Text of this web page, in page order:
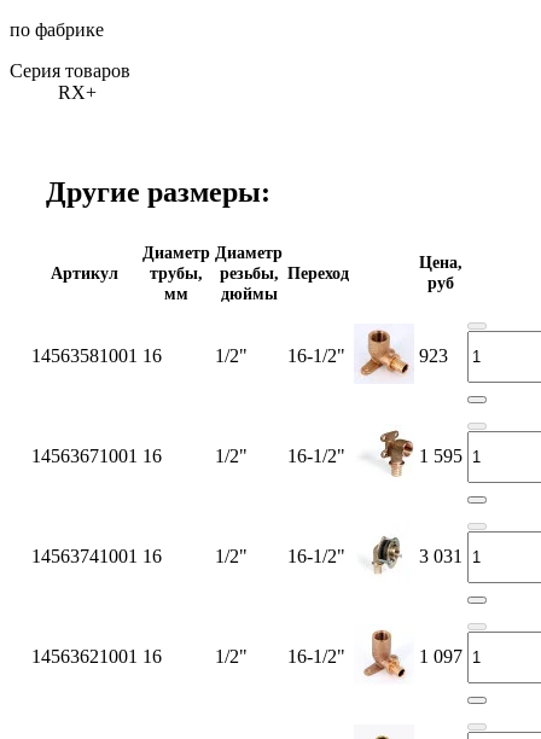
по фабрике
Серия товаров
RX+
Другие размеры:
Артикул
Диаметр
трубы,
мм
Диаметр
резьбы,
дюймы
Переход
Цена,
руб
14563581001 16 1/2" 16-1/2" 923
14563671001 16 1/2" 16-1/2" 1 595
14563741001 16 1/2" 16-1/2" 3 031
14563621001 16 1/2" 16-1/2" 1 097